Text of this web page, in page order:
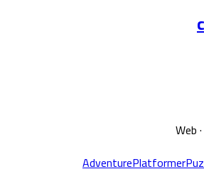
Web
AdventurePlatformer